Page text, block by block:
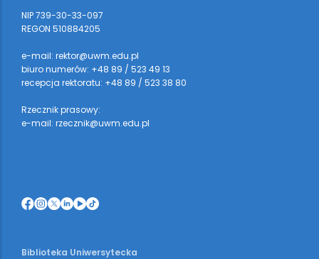
NIP 739-30-33-097
REGON 510884205
e-mail: rektor@uwm.edu.pl
biuro numerów: +48 89 / 523 49 13
recepcja rektoratu: +48 89 / 523 38 80
Rzecznik prasowy:
e-mail: rzecznik@uwm.edu.pl
Biblioteka Uniwersytecka